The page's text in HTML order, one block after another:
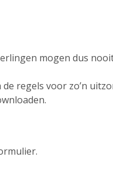
mogen dus
regels voor zo’n